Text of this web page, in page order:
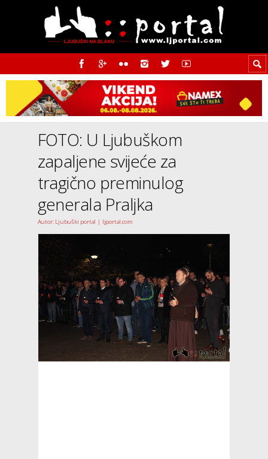
FOTO: U Ljubuškom
zapaljene svijeće za
tragično preminulog
generala Praljka
Autor: Ljubuški portal | ljportal.com